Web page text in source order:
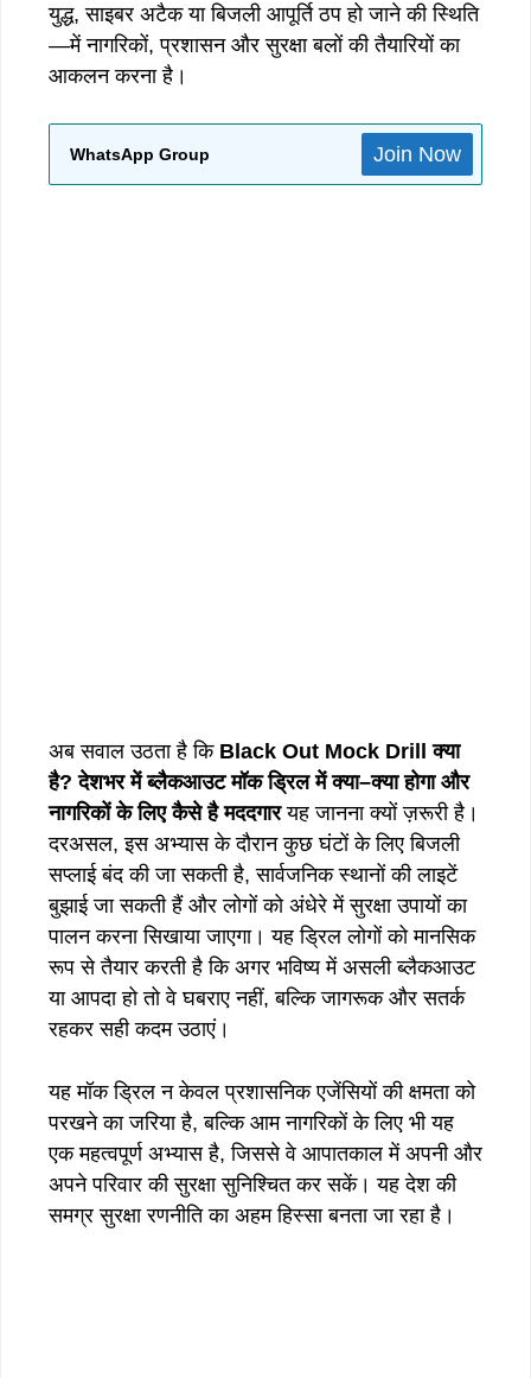
युद्ध, साइबर अटैक या बिजली आपूर्ति ठप हो जाने की स्थिति
—में नागरिकों, प्रशासन और सुरक्षा बलों की तैयारियों का
आकलन करना है।
WhatsApp Group Join Now
अब सवाल उठता है कि Black Out Mock Drillक्या
है?देशभर में ब्लैकआउट मॉक ड्रिल में क्या–क्या होगा और
नागरिकों के लिए कैसे है मददगारयह जानना क्यों ज़रूरी है।
दरअसल, इस अभ्यास के दौरान कुछ घंटों के लिए बिजली
सप्लाई बंद की जा सकती है, सार्वजनिक स्थानों की लाइटें
बुझाई जा सकती हैं और लोगों को अंधेरे में सुरक्षा उपायों का
पालन करना सिखाया जाएगा। यह ड्रिल लोगों को मानसिक
रूप से तैयार करती है कि अगर भविष्य में असली ब्लैकआउट
या आपदा हो तो वे घबराए नहीं, बल्कि जागरूक और सतर्क
रहकर सही कदम उठाएं।
यह मॉक ड्रिल न केवल प्रशासनिक एजेंसियों की क्षमता को
परखने का जरिया है, बल्कि आम नागरिकों के लिए भी यह
एक महत्वपूर्ण अभ्यास है, जिससे वे आपातकाल में अपनी और
अपने परिवार की सुरक्षा सुनिश्चित कर सकें। यह देश की
समग्र सुरक्षा रणनीति का अहम हिस्सा बनता जा रहा है।